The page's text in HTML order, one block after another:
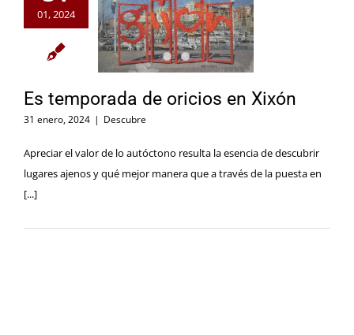
01, 2024
Es temporada de oricios en Xixón
31 enero, 2024 | Descubre
Apreciar el valor de lo autóctono resulta la esencia de descubrir
lugares ajenos y qué mejor manera que a través de la puesta en
[...]